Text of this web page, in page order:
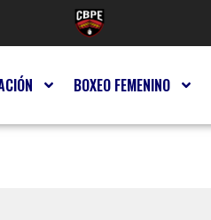
BOXEO FEMENINO